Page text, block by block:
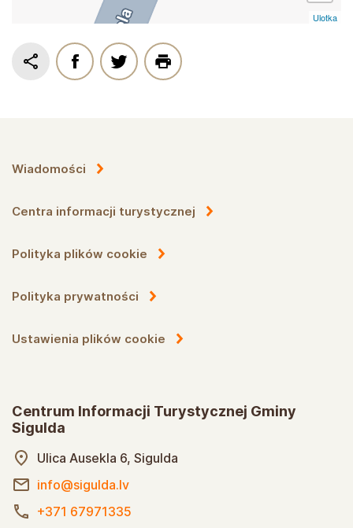
Ulotka
Wiadomości
Centra informacji turystycznej
Polityka plików cookie
Polityka prywatności
Ustawienia plików cookie
Centrum Informacji Turystycznej Gminy
Sigulda
Ulica Ausekla 6, Sigulda
info@sigulda.lv
+371 67971335